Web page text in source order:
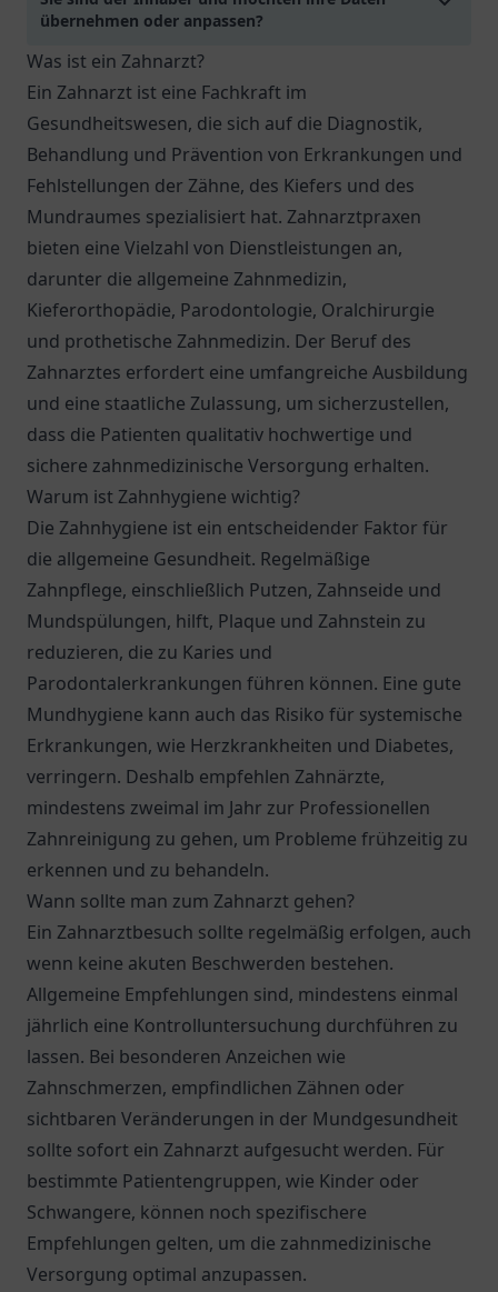
übernehmen oder anpassen?
Was ist ein Zahnarzt?
Ein Zahnarzt ist eine Fachkraft im
Gesundheitswesen, die sich auf die Diagnostik,
Behandlung und Prävention von Erkrankungen und
Fehlstellungen der Zähne, des Kiefers und des
Mundraumes spezialisiert hat. Zahnarztpraxen
bieten eine Vielzahl von Dienstleistungen an,
darunter die allgemeine Zahnmedizin,
Kieferorthopädie, Parodontologie, Oralchirurgie
und prothetische Zahnmedizin. Der Beruf des
Zahnarztes erfordert eine umfangreiche Ausbildung
und eine staatliche Zulassung, um sicherzustellen,
dass die Patienten qualitativ hochwertige und
sichere zahnmedizinische Versorgung erhalten.
Warum ist Zahnhygiene wichtig?
Die Zahnhygiene ist ein entscheidender Faktor für
die allgemeine Gesundheit. Regelmäßige
Zahnpflege, einschließlich Putzen, Zahnseide und
Mundspülungen, hilft, Plaque und Zahnstein zu
reduzieren, die zu Karies und
Parodontalerkrankungen führen können. Eine gute
Mundhygiene kann auch das Risiko für systemische
Erkrankungen, wie Herzkrankheiten und Diabetes,
verringern. Deshalb empfehlen Zahnärzte,
mindestens zweimal im Jahr zur Professionellen
Zahnreinigung zu gehen, um Probleme frühzeitig zu
erkennen und zu behandeln.
Wann sollte man zum Zahnarzt gehen?
Ein Zahnarztbesuch sollte regelmäßig erfolgen, auch
wenn keine akuten Beschwerden bestehen.
Allgemeine Empfehlungen sind, mindestens einmal
jährlich eine Kontrolluntersuchung durchführen zu
lassen. Bei besonderen Anzeichen wie
Zahnschmerzen, empfindlichen Zähnen oder
sichtbaren Veränderungen in der Mundgesundheit
sollte sofort ein Zahnarzt aufgesucht werden. Für
bestimmte Patientengruppen, wie Kinder oder
Schwangere, können noch spezifischere
Empfehlungen gelten, um die zahnmedizinische
Versorgung optimal anzupassen.